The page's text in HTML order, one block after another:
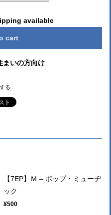
available
cart
まいの方向け
る
【7EP】Ｍ – ポップ・ミューヂ
ック
¥500